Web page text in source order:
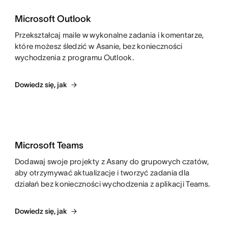
Microsoft Outlook
Przekształcaj maile w wykonalne zadania i komentarze,
które możesz śledzić w Asanie, bez konieczności
wychodzenia z programu Outlook.
Dowiedz się, jak
Microsoft Teams
Dodawaj swoje projekty z Asany do grupowych czatów,
aby otrzymywać aktualizacje i tworzyć zadania dla
działań bez konieczności wychodzenia z aplikacji Teams.
Dowiedz się, jak